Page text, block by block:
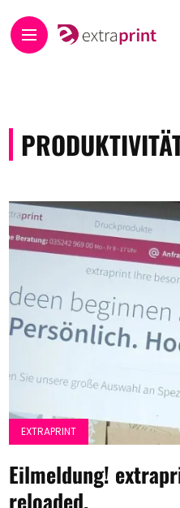
EXTRAPRINT
Eilmeldung!
reloaded.